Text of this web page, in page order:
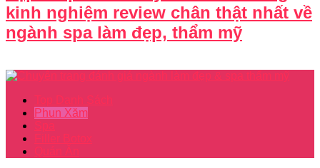
kinh nghiệm review chân thật nhất về
ngành spa làm đẹp, thẩm mỹ
Top Danh Sách
Phun Xăm
Spa
Filler Botox
Quán Ăn